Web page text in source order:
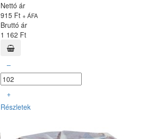
Nettó ár
915 Ft + ÁFA
Bruttó ár
1 162 Ft
–
+
Részletek